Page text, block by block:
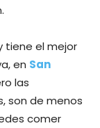
tiene el mejor
en San
las
son de menos
comer